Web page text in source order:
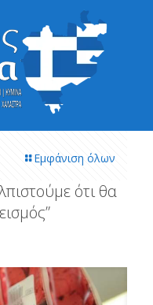
Εμφάνιση όλων
ότι θα